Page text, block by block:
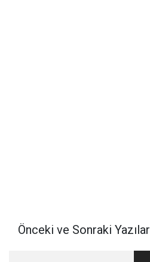
Önceki ve Sonraki Yazılar